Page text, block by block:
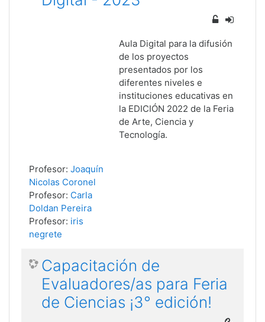
Aula Digital para la difusión
de los proyectos
presentados por los
diferentes niveles e
instituciones educativas en
la EDICIÓN 2022 de la Feria
de Arte, Ciencia y
Tecnología.
Profesor: Joaquín
Nicolas Coronel
Profesor: Carla
Doldan Pereira
Profesor: iris
negrete
Capacitación de
Evaluadores/as para Feria
de Ciencias ¡3° edición!